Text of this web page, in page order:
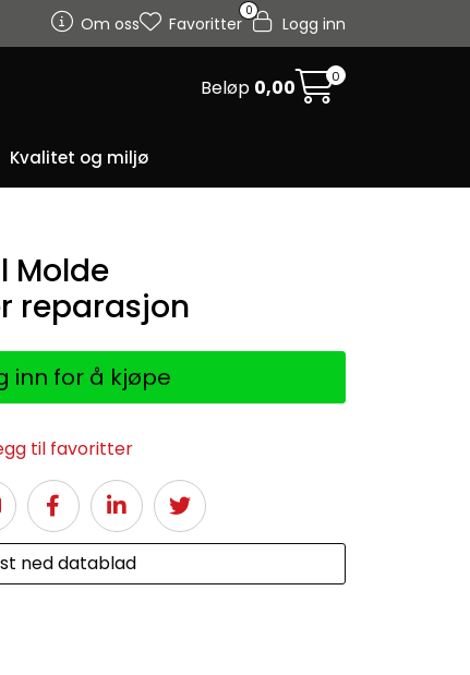
Om oss
0
Favoritter Logg inn
Beløp 0,00 0
Kvalitet og miljø
Molde
reparasjon
inn for å kjøpe
til favoritter
ned datablad